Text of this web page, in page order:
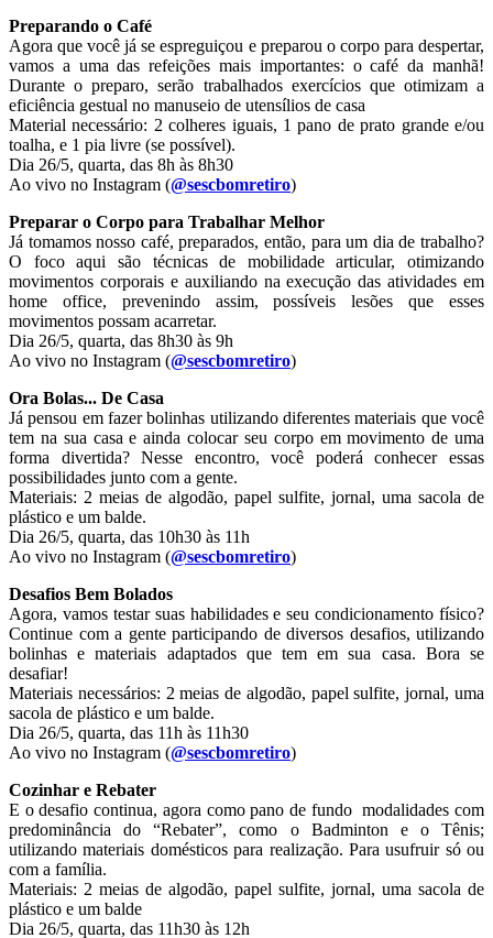
Preparando o Café
Agora que você já se espreguiçou e preparou o corpo para despertar,
vamos a uma das refeições mais importantes: o café da manhã!
Durante o preparo, serão trabalhados exercícios que otimizam a
eficiência gestual no manuseio de utensílios de casa
Material necessário: 2 colheres iguais, 1 pano de prato grande e/ou
toalha, e 1 pia livre (se possível).
Dia 26/5, quarta, das 8h às 8h30
Ao vivo no Instagram (@sescbomretiro)
Preparar o Corpo para Trabalhar Melhor
Já tomamos nosso café, preparados, então, para um dia de trabalho?
O foco aqui são técnicas de mobilidade articular, otimizando
movimentos corporais e auxiliando na execução das atividades em
home office, prevenindo assim, possíveis lesões que esses
movimentos possam acarretar.
Dia 26/5, quarta, das 8h30 às 9h
Ao vivo no Instagram (@sescbomretiro)
Ora Bolas... De Casa
Já pensou em fazer bolinhas utilizando diferentes materiais que você
tem na sua casa e ainda colocar seu corpo em movimento de uma
forma divertida? Nesse encontro, você poderá conhecer essas
possibilidades junto com a gente.
Materiais: 2 meias de algodão, papel sulfite, jornal, uma sacola de
plástico e um balde.
Dia 26/5, quarta, das 10h30 às 11h
Ao vivo no Instagram (@sescbomretiro)
Desafios Bem Bolados
Agora, vamos testar suas habilidades e seu condicionamento físico?
Continue com a gente participando de diversos desafios, utilizando
bolinhas e materiais adaptados que tem em sua casa. Bora se
desafiar!
Materiais necessários: 2 meias de algodão, papel sulfite, jornal, uma
sacola de plástico e um balde.
Dia 26/5, quarta, das 11h às 11h30
Ao vivo no Instagram (@sescbomretiro)
Cozinhar e Rebater
E o desafio continua, agora como pano de fundo modalidades com
predominância do “Rebater”, como o Badminton e o Tênis;
utilizando materiais domésticos para realização. Para usufruir só ou
com a família.
Materiais: 2 meias de algodão, papel sulfite, jornal, uma sacola de
plástico e um balde
Dia 26/5, quarta, das 11h30 às 12h